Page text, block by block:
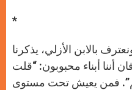
*
بالابن الأزلي، يذكرنا
أننا أبناء محبوبون: “قلت
فمن يعيش تحت مستوى